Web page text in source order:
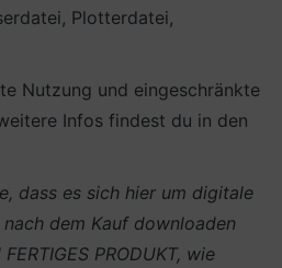
Plotterdatei,
Nutzung und eingeschränkte
Infos findest du in den
dass es sich hier um digitale
dem Kauf downloaden
PRODUKT, wie